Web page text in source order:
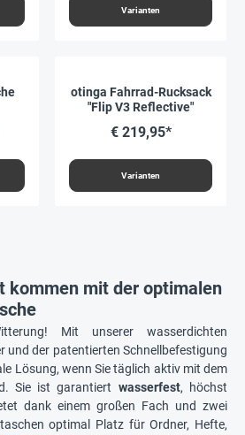
Varianten
otinga Fahrrad-Rucksack
"Flip V3 Reflective"
€ 219,95*
Varianten
kommen mit der optimalen
Mit unserer wasserdichten
und der patentierten Schnellbefestigung
Lösung, wenn Sie täglich aktiv mit dem
Sie ist garantiert wasserfest, höchst
dank einem großen Fach und zwei
optimal Platz für Ordner, Hefte,